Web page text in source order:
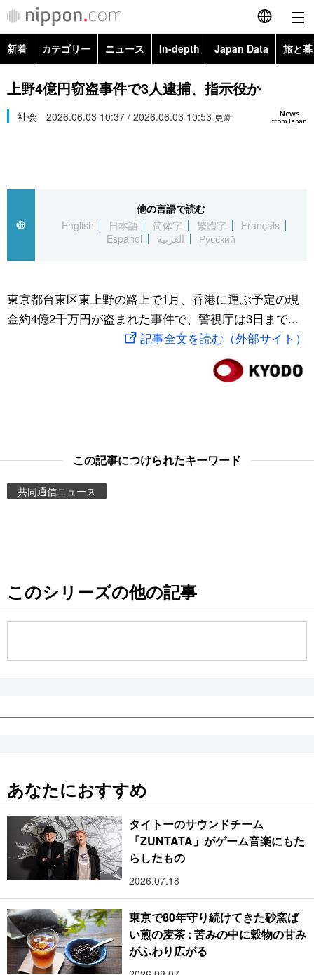
English
简体字
繁體字
العربية
社会
スポーツ・東京2020
旅と暮らし
Images
新着 カテゴリー ニュース In-depth Japan Data 旅と
政治・外交
経済・ビジネス
社会
文化
科学・技術
暮らし
Images
お知らせ
上野4億円窃盗事件で3人逮捕、指示役か
News
from Japan
社会 2026.06.03 10:37 / 2026.06.03 10:53 更新
他の言語で読む
English
日本語 简体字 繁體字
Français
Español
العربية Русский
東京都台東区東上野の路上で1月、香港に運ぶ予定の現
金約4億2千万円が盗まれた事件で、警視庁は3日まで...
記事全文を読む（外部サイト）
この記事につけられたキーワード
共同通信ニュース
このシリーズの他の記事
あなたにおすすめ
タイトーのサウンドチーム
「ZUNTATA」がゲーム音楽にもた
らしたもの
2026.07.18
東京で80年守り続けてきた砂窯ば
い煎の麦茶 : 苦みの中に穀物の甘み
がふわり広がる